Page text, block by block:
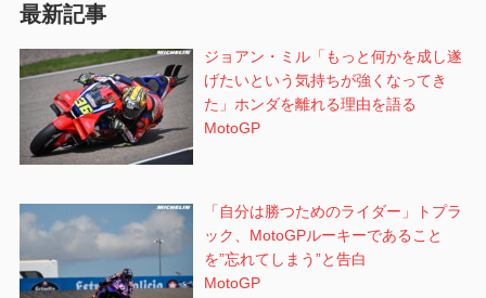
ョ
ン
最新記事
ジョアン・ミル「もっと何かを成し遂
げたいという気持ちが強くなってき
た」ホンダを離れる理由を語る
MotoGP
「自分は勝つためのライダー」トプラ
ック、MotoGPルーキーであること
を”忘れてしまう”と告白
MotoGP